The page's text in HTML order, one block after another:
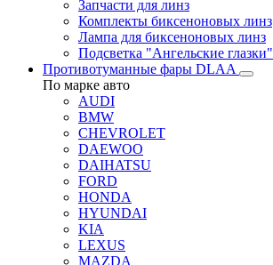
Запчасти для линз
Комплекты биксеноновых линз
Лампа для биксеноновых линз
Подсветка "Ангельские глазки"
Противотуманные фары DLAA
По марке авто
AUDI
BMW
CHEVROLET
DAEWOO
DAIHATSU
FORD
HONDA
HYUNDAI
KIA
LEXUS
MAZDA